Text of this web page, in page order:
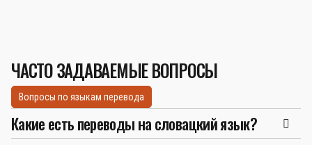
ЧАСТО ЗАДАВАЕМЫЕ ВОПРОСЫ
Вопросы по языкам перевода
Какие есть переводы на словацкий язык?